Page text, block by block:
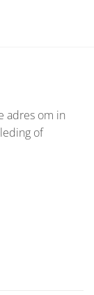
adres om in
of